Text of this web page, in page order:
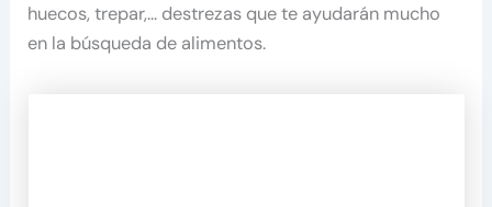
huecos, trepar,… destrezas que te ayudarán mucho
en la búsqueda de alimentos.